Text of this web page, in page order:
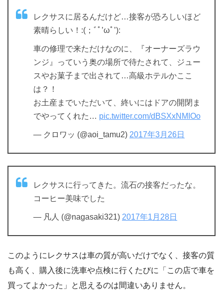
レクサスに居るんだけど…接客が恐ろしいほど
素晴らしい！:(；ﾞﾟ’ωﾟ’):
車の修理で来ただけなのに、『オーナーズラウ
ンジ』っていう奥の場所で待たされて、ジュー
スやお菓子まで出されて…高級ホテルかここ
は？！
お土産までいただいて、終いにはドアの開閉ま
でやってくれた… pic.twitter.com/dBSXxNMIOo
— クロワッ (@aoi_tamu2) 2017年3月26日
レクサスに行ってきた。流石の接客だったな。
コーヒー美味でした
— 凡人 (@nagasaki321) 2017年1月28日
このようにレクサスは車の質が高いだけでなく、接客の質
も高く、購入後に洗車や点検に行くたびに「この店で車を
買ってよかった」と思えるのは間違いありません。